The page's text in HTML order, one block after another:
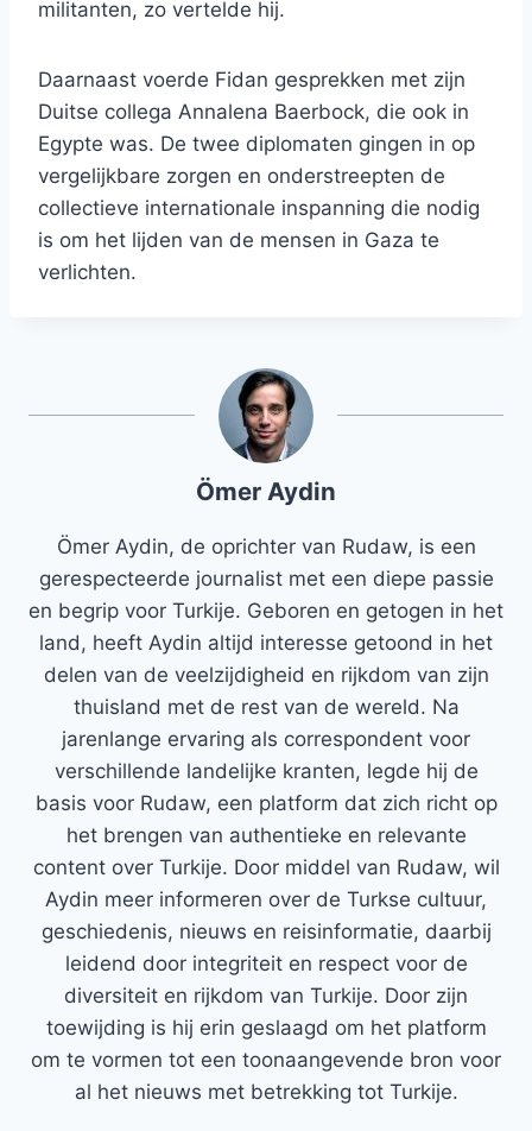
militanten, zo vertelde hij.
Daarnaast voerde Fidan gesprekken met zijn
Duitse collega Annalena Baerbock, die ook in
Egypte was. De twee diplomaten gingen in op
vergelijkbare zorgen en onderstreepten de
collectieve internationale inspanning die nodig
is om het lijden van de mensen in Gaza te
verlichten.
Ömer Aydin
Ömer Aydin, de oprichter van Rudaw, is een
gerespecteerde journalist met een diepe passie
en begrip voor Turkije. Geboren en getogen in het
land, heeft Aydin altijd interesse getoond in het
delen van de veelzijdigheid en rijkdom van zijn
thuisland met de rest van de wereld. Na
jarenlange ervaring als correspondent voor
verschillende landelijke kranten, legde hij de
basis voor Rudaw, een platform dat zich richt op
het brengen van authentieke en relevante
content over Turkije. Door middel van Rudaw, wil
Aydin meer informeren over de Turkse cultuur,
geschiedenis, nieuws en reisinformatie, daarbij
leidend door integriteit en respect voor de
diversiteit en rijkdom van Turkije. Door zijn
toewijding is hij erin geslaagd om het platform
om te vormen tot een toonaangevende bron voor
al het nieuws met betrekking tot Turkije.